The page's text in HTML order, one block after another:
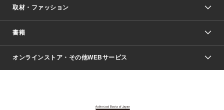
少年マンガ
Vジャンプ
週刊ヤングジャンプ
少女マンガ
取材・ファッション
Seventeen
芸能・情報・スポーツ
書籍
文芸・文庫・総合
オンラインストア・その他WEBサービス